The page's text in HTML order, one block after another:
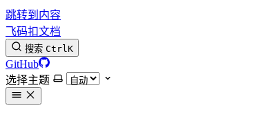
跳转到内容
飞码扣文档
搜索 CtrlK
GitHub
选择主题